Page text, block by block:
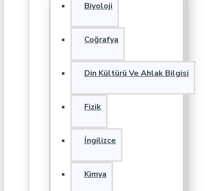
Biyoloji
Coğrafya
Din Kültürü Ve Ahlak Bilgisi
Fizik
İngilizce
Kimya